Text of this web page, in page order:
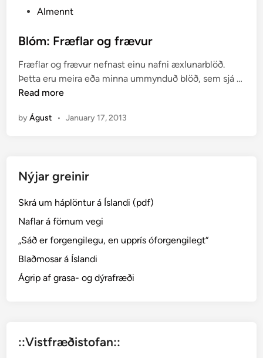
s
e
d
i
Almennt
Blóm: Fræflar og frævur
Fræflar og frævur nefnast einu nafni æxlunarblöð.
Þetta eru meira eða minna ummynduð blöð, sem sjá …
B
ó
r
f
l
r
o
g
u
Read more
byÁgust • January 17, 2013
Nýjar greinir
Skrá um háplöntur á Íslandi (pdf)
Naflar á förnum vegi
„Sáð er forgengilegu, en upprís óforgengilegt“
Blaðmosar á Íslandi
Ágrip af grasa- og dýrafræði
::Vistfræðistofan::